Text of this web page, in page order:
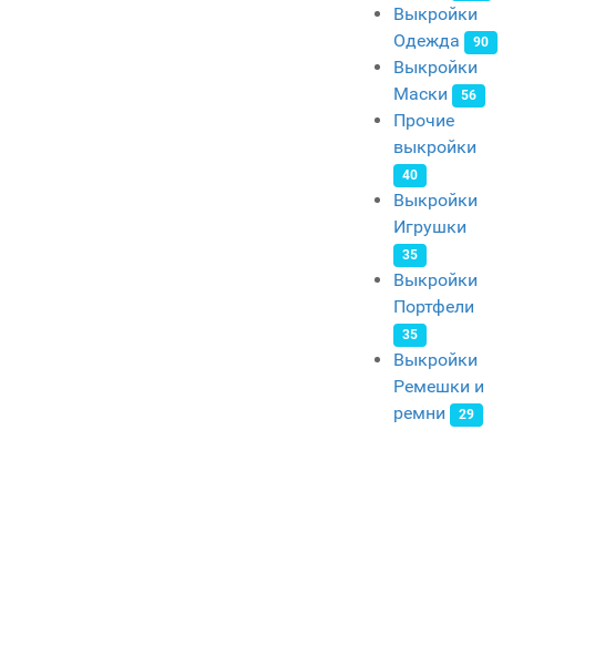
Выкройки
Одежда
90
Выкройки
Маски
56
Прочие
выкройки
40
Выкройки
Игрушки
35
Выкройки
Портфели
35
Выкройки
Ремешки и
ремни
29